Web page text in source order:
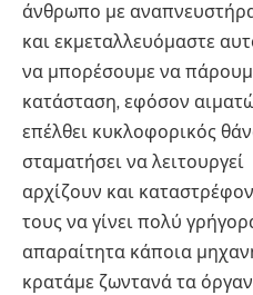
άνθρωπο με
και εκμεταλλευόμαστε
να μπορέσουμε να
κατάσταση, εφόσον
επέλθει κυκλοφορικός
σταματήσει να
αρχίζουν και
τους να γίνει πολύ
απαραίτητα κάποια
κρατάμε ζωντανά τα